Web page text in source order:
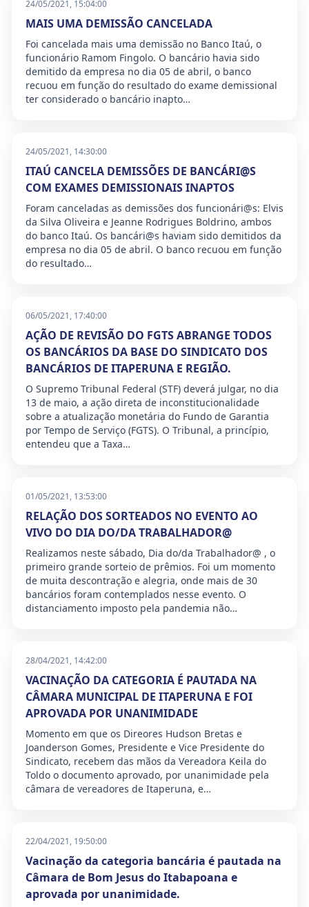
24/05/2021, 15:04:00
MAIS UMA DEMISSÃO CANCELADA
Foi cancelada mais uma demissão no Banco Itaú, o
funcionário Ramom Fingolo. O bancário havia sido
demitido da empresa no dia 05 de abril, o banco
recuou em função do resultado do exame demissional
ter considerado o bancário inapto…
24/05/2021, 14:30:00
ITAÚ CANCELA DEMISSÕES DE BANCÁRI@S
COM EXAMES DEMISSIONAIS INAPTOS
Foram canceladas as demissões dos funcionári@s: Elvis
da Silva Oliveira e Jeanne Rodrigues Boldrino, ambos
do banco Itaú. Os bancári@s haviam sido demitidos da
empresa no dia 05 de abril. O banco recuou em função
do resultado…
06/05/2021, 17:40:00
AÇÃO DE REVISÃO DO FGTS ABRANGE TODOS
OS BANCÁRIOS DA BASE DO SINDICATO DOS
BANCÁRIOS DE ITAPERUNA E REGIÃO.
O Supremo Tribunal Federal (STF) deverá julgar, no dia
13 de maio, a ação direta de inconstitucionalidade
sobre a atualização monetária do Fundo de Garantia
por Tempo de Serviço (FGTS). O Tribunal, a princípio,
entendeu que a Taxa…
01/05/2021, 13:53:00
RELAÇÃO DOS SORTEADOS NO EVENTO AO
VIVO DO DIA DO/DA TRABALHADOR@
Realizamos neste sábado, Dia do/da Trabalhador@ , o
primeiro grande sorteio de prêmios. Foi um momento
de muita descontração e alegria, onde mais de 30
bancários foram contemplados nesse evento. O
distanciamento imposto pela pandemia não…
28/04/2021, 14:42:00
VACINAÇÃO DA CATEGORIA É PAUTADA NA
CÂMARA MUNICIPAL DE ITAPERUNA E FOI
APROVADA POR UNANIMIDADE
Momento em que os Direores Hudson Bretas e
Joanderson Gomes, Presidente e Vice Presidente do
Sindicato, recebem das mãos da Vereadora Keila do
Toldo o documento aprovado, por unanimidade pela
câmara de vereadores de Itaperuna, e…
22/04/2021, 19:50:00
Vacinação da categoria bancária é pautada na
Câmara de Bom Jesus do Itabapoana e
aprovada por unanimidade.